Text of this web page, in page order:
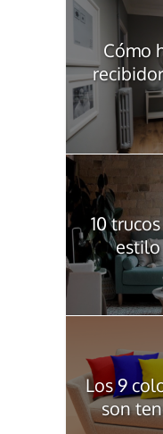
Cómo
10
estilo
Los 9
son